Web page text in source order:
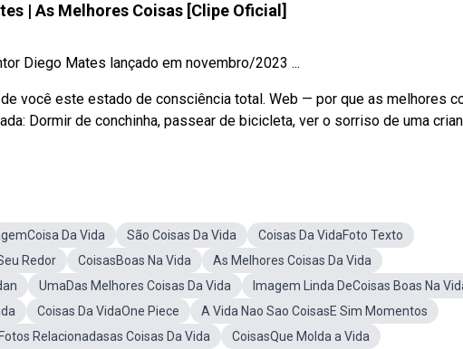
| As Melhores Coisas [Clipe Oficial]
Diego Mates lançado em novembro/2023 ...
você este estado de consciência total. Web — por que as melhores
Dormir de conchinha, passear de bicicleta, ver o sorriso de uma
Da Vida São Coisas Da Vida
Coisas Da VidaFoto Texto
Redor CoisasBoas Na Vida
As Melhores Coisas Da Vida
UmaDas Melhores Coisas Da Vida
Imagem Linda DeCoisas Boas Na
Coisas Da VidaOne Piece
A Vida Nao Sao CoisasE Sim Momentos
Fotos Relacionadasas Coisas Da Vida
CoisasQue Molda a Vida